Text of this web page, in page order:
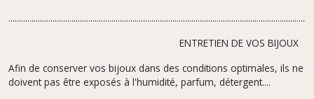
ENTRETIEN DE VOS BIJOUX
Afin de conserver vos bijoux dans des conditions optimales, ils ne
doivent pas être exposés à l'humidité, parfum, détergent....